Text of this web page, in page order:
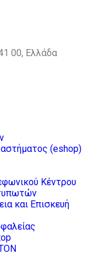
00, Ελλάδα
(eshop)
Κέντρου
και Επισκευή